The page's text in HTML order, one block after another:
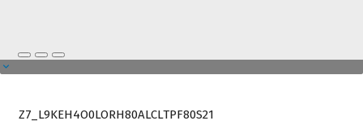
Z7_L9KEH4O0LORH80ALCLTPF80S21